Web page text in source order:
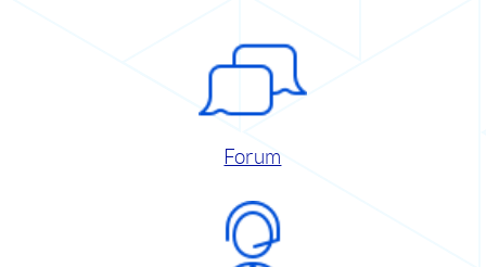
Forum